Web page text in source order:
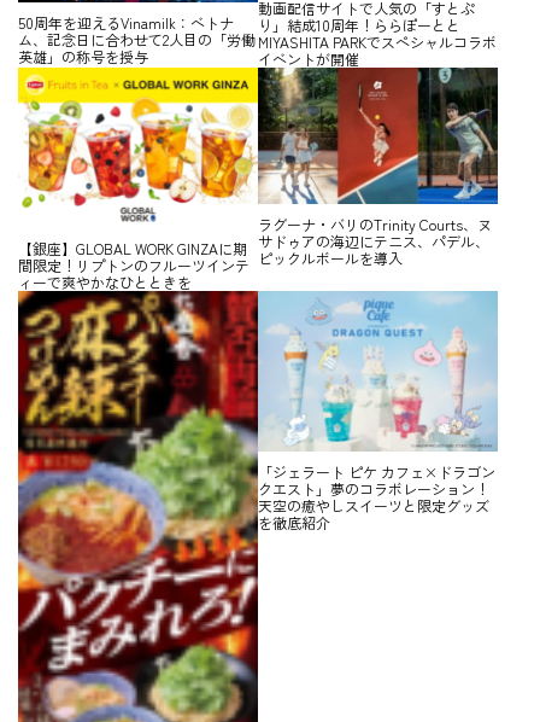
50周年を迎えるVinamilk：ベトナ
ム、記念日に合わせて2人目の「労働
英雄」の称号を授与
動画配信サイトで人気の「すとぷ
り」結成10周年！ららぽーとと
MIYASHITA PARKでスペシャルコラボ
イベントが開催
【銀座】GLOBAL WORK GINZAに期
間限定！リプトンのフルーツインテ
ィーで爽やかなひとときを
ラグーナ・バリのTrinity Courts、ヌ
サドゥアの海辺にテニス、パデル、
ピックルボールを導入
「ジェラート ピケ カフェ×ドラゴン
クエスト」夢のコラボレーション！
天空の癒やしスイーツと限定グッズ
を徹底紹介